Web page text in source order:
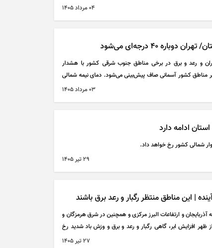
۰۴ مرداد ۱۴۰۵
رگبار باران و رعد و برق در برخی مناطق جنوب شرقی کشور با هشدار
مناطق کشور آسمانی صاف پیش‌بینی می‌شود. دمای نیمه شمالی
۰۳ مرداد ۱۴۰۵
۲۹ تير ۱۴۰۵
| این مناطق منتظر رگبار و رعد برق باشند
و ارتفاعات البرز مرکزی و همچنین در شرق هرمزگان و
افزایش ابر، گاهی رگبار و رعد و برق و وزش باد شدید رخ
۲۷ تير ۱۴۰۵